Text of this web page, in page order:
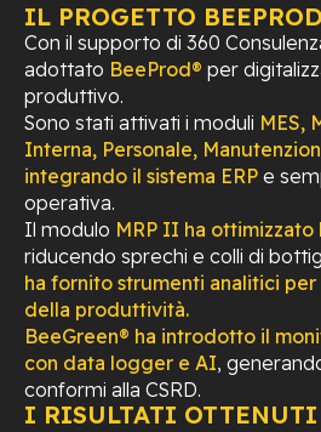
IL PROGETTO
Con il supporto di 360
adottato BeeProd® per
produttivo.
Sono stati attivati i moduli MES,
Interna, Personale,
integrando il sistema ERP e
operativa.
Il modulo MRP II ha
riducendo sprechi e colli di
ha fornito strumenti analitici
della produttività.
BeeGreen® ha introdotto il
con data logger e AI,
conformi alla CSRD.
I RISULTATI OTTENUTI